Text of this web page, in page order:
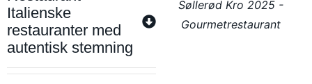
Italienske
restauranter med
autentisk stemning
Søllerød Kro 2025 -
Gourmetrestaurant